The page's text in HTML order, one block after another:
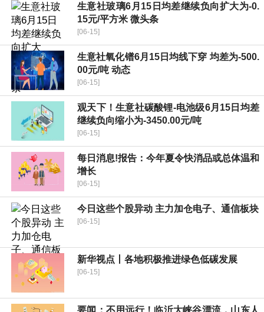
生意社玻璃6月15日均差继续负向扩大为-0.
15元/平方米 微头条
[06-15]
生意社氧化镨6月15日均线下穿 均差为-500.
00元/吨 动态
[06-15]
观天下！生意社碳酸锂-电池级6月15日均差
继续负向缩小为-3450.00元/吨
[06-15]
每日消息!报告：今年夏令快消品或总体温和
增长
[06-15]
今日这些个股异动 主力加仓电子、通信板块
[06-15]
新华视点丨各地积极推进绿色低碳发展
[06-15]
要闻：不用远行！临沂大峡谷漂流，山东人